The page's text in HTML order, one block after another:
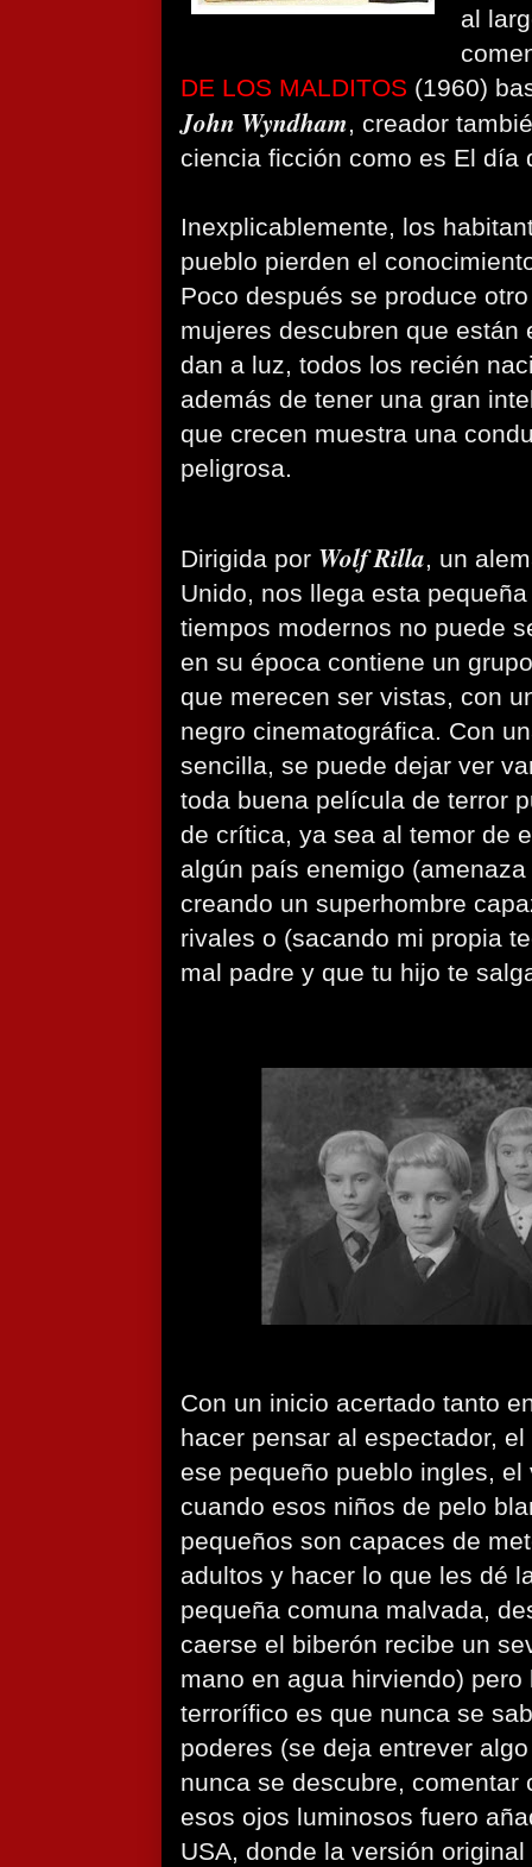
al
DE LOS MALDITOS (1960)
John Wyndham, creador
ciencia ficción como es El día
Inexplicablemente, los
pueblo pierden el
Poco después se produce
mujeres descubren que están
dan a luz, todos los recién
además de tener una gran
que crecen muestra una
peligrosa.
Dirigida por Wolf Rilla, un
Unido, nos llega esta
tiempos modernos no puede
en su época contiene un
que merecen ser vistas, con
negro cinematográfica. Con
sencilla, se puede dejar ver
toda buena película de terror
de crítica, ya sea al temor de
algún país enemigo
creando un superhombre
rivales o (sacando mi propia
mal padre y que tu hijo te
Con un inicio acertado tanto
hacer pensar al espectador,
ese pequeño pueblo ingles,
cuando esos niños de pelo
pequeños son capaces de
adultos y hacer lo que les dé
pequeña comuna malvada,
caerse el biberón recibe un
mano en agua hirviendo)
terrorífico es que nunca se
poderes (se deja entrever
nunca se descubre, comentar
esos ojos luminosos fuero
USA, donde la versión